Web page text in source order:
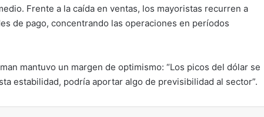
Frente a la caída en ventas, los mayoristas recurren a
de pago, concentrando las operaciones en períodos
mantuvo un margen de optimismo: “Los picos del dólar se
estabilidad, podría aportar algo de previsibilidad al sector”.